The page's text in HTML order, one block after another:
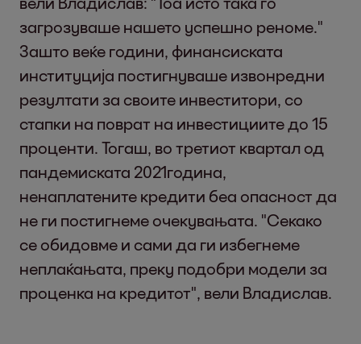
загрозуваше нашето успешно реноме."
Зашто веќе години, финансиската
институција постигнуваше извонредни
резултати за своите инвеститори, со
стапки на поврат на инвестициите до 15
проценти. Тогаш, во третиот квартал од
пандемиската 2021година,
ненаплатените кредити беа опасност да
не ги постигнеме очекувањата. "Секако
се обидовме и сами да ги избегнеме
неплаќањата, преку подобри модели за
проценка на кредитот", вели Владислав.